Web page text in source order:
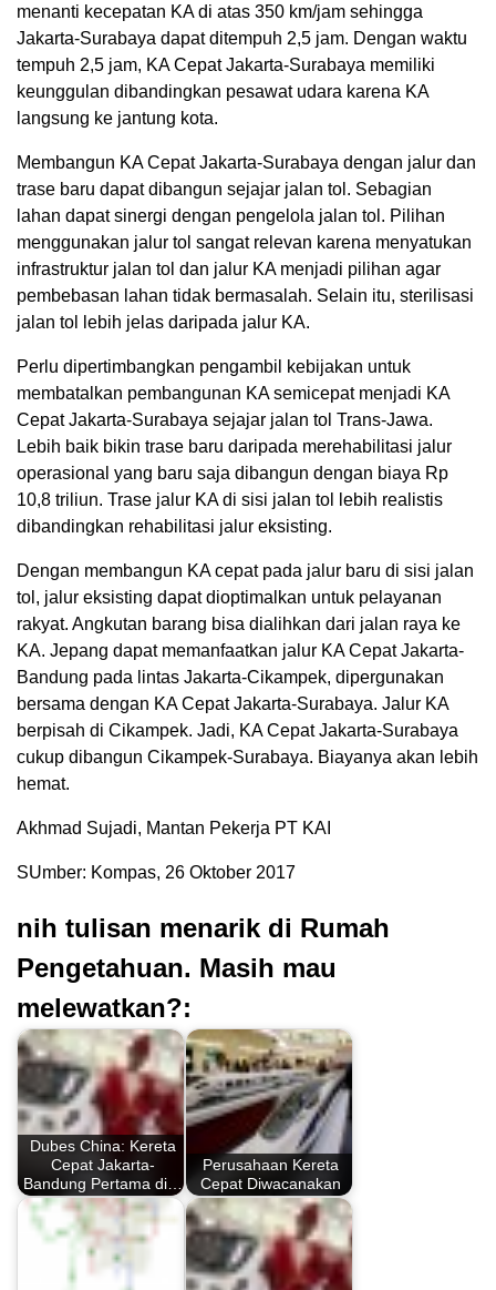
menanti kecepatan KA di atas 350 km/jam sehingga
Jakarta-Surabaya dapat ditempuh 2,5 jam. Dengan waktu
tempuh 2,5 jam, KA Cepat Jakarta-Surabaya memiliki
keunggulan dibandingkan pesawat udara karena KA
langsung ke jantung kota.
Membangun KA Cepat Jakarta-Surabaya dengan jalur dan
trase baru dapat dibangun sejajar jalan tol. Sebagian
lahan dapat sinergi dengan pengelola jalan tol. Pilihan
menggunakan jalur tol sangat relevan karena menyatukan
infrastruktur jalan tol dan jalur KA menjadi pilihan agar
pembebasan lahan tidak bermasalah. Selain itu, sterilisasi
jalan tol lebih jelas daripada jalur KA.
Perlu dipertimbangkan pengambil kebijakan untuk
membatalkan pembangunan KA semicepat menjadi KA
Cepat Jakarta-Surabaya sejajar jalan tol Trans-Jawa.
Lebih baik bikin trase baru daripada merehabilitasi jalur
operasional yang baru saja dibangun dengan biaya Rp
10,8 triliun. Trase jalur KA di sisi jalan tol lebih realistis
dibandingkan rehabilitasi jalur eksisting.
Dengan membangun KA cepat pada jalur baru di sisi jalan
tol, jalur eksisting dapat dioptimalkan untuk pelayanan
rakyat. Angkutan barang bisa dialihkan dari jalan raya ke
KA. Jepang dapat memanfaatkan jalur KA Cepat Jakarta-
Bandung pada lintas Jakarta-Cikampek, dipergunakan
bersama dengan KA Cepat Jakarta-Surabaya. Jalur KA
berpisah di Cikampek. Jadi, KA Cepat Jakarta-Surabaya
cukup dibangun Cikampek-Surabaya. Biayanya akan lebih
hemat.
Akhmad Sujadi, Mantan Pekerja PT KAI
SUmber: Kompas, 26 Oktober 2017
nih tulisan menarik di Rumah
Pengetahuan. Masih mau
melewatkan?:
Dubes China: Kereta
Cepat Jakarta-
Bandung Pertama di…
Perusahaan Kereta
Cepat Diwacanakan